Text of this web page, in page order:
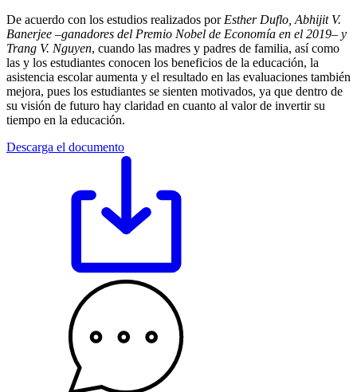
De acuerdo con los estudios realizados porEsther Duflo, Abhijit V.
Banerjee –ganadores del Premio Nobel de Economía en el 2019– y
Trang V. Nguyen, cuando las madres y padres de familia, así como
las y los estudiantes conocen los beneficios de la educación, la
asistencia escolar aumenta y el resultado en las evaluaciones también
mejora, pues los estudiantes se sienten motivados, ya que dentro de
su visión de futuro hay claridad en cuanto al valor de invertir su
tiempo en la educación.
Descarga el documento